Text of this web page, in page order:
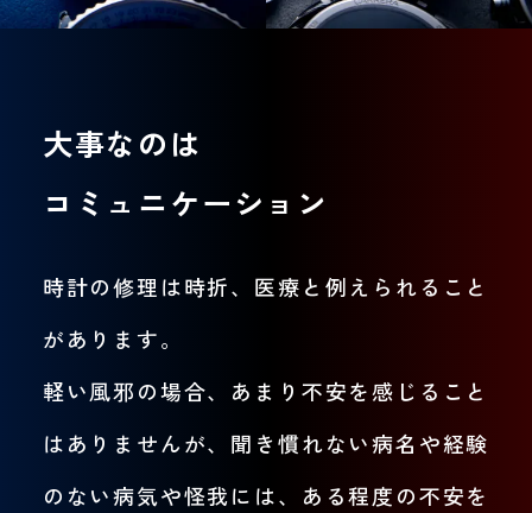
大事なのは
コミュニケーション
時計の修理は時折、医療と例えられること
があります。
軽い風邪の場合、あまり不安を感じること
はありませんが、聞き慣れない病名や経験
のない病気や怪我には、ある程度の不安を